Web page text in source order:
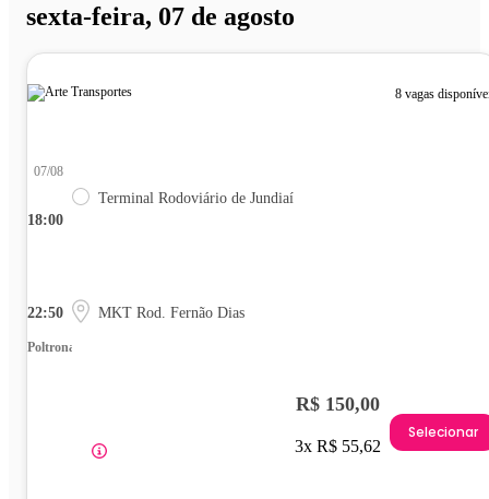
sexta-feira, 07 de agosto
8 vagas
18:00
07/08
Terminal Rodoviário de Jundiaí
22:50 MKT Rod. Fernão Dias
Poltrona
R$ 150,00
3x R$ 55,62
Selecionar